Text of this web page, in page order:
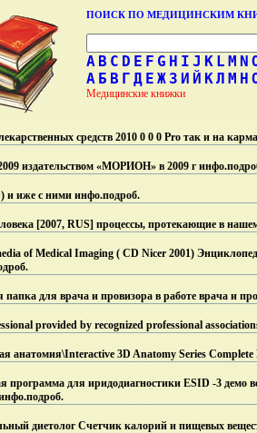
ПОИСК ПО МЕДИЦИНСКИМ
A B C D E F G H I J K L M N
А Б В Г Д Е Ж З И Й КЛ М Н
Медицинские книжки
средств 2010 0 0 0 Pro так и на
издательством «МОРИОН» в 2009 г инфо.
и иже с ними инфо.подроб.
[2007, RUS] процессы, протекающие в
of Medical Imaging ( CD Nicer 2001)
для врача и провизора в работе врача и
provided by recognized professional
анатомия\Interactive 3D Anatomy Series
программа для иридодиагностики ESID -3 демо
подроб.
диетолог Счетчик калорий и пищевых